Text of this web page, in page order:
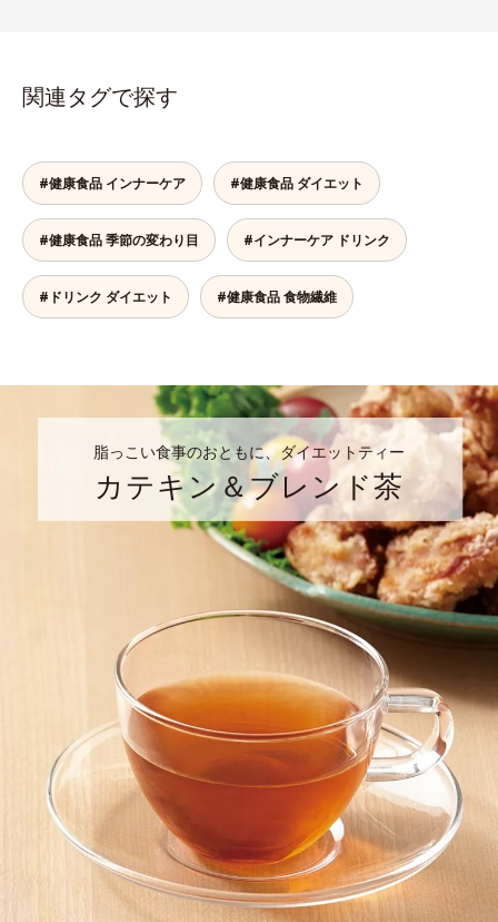
関連タグで探す
#健康食品 インナーケア #健康食品 ダイエット
#健康食品 季節の変わり目 #インナーケア ドリンク
#ドリンク ダイエット #健康食品 食物繊維
脂っこい食事のおともに、ダイエットティー
カテキン＆ブレンド茶